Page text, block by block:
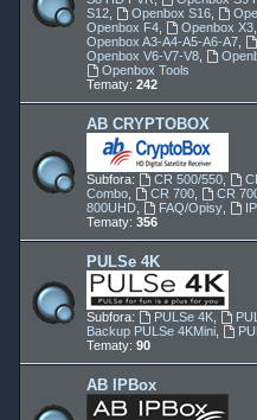
S12
Openbox S16,
Openbox F4
Openbox X3,
Openbox A3-A4-A5-A6-A7
Openbox V6-V7-V8
Openbox Tools
Tematy: 242
AB CRYPTOBOX
Subfora: CR 500/550,
Combo
CR 700, CR
800UHD
FAQ/Opisy,
Tematy: 356
PULSe 4K
Subfora: PULSe 4K,
Backup PULSe 4KMini
Tematy: 90
AB IPBox